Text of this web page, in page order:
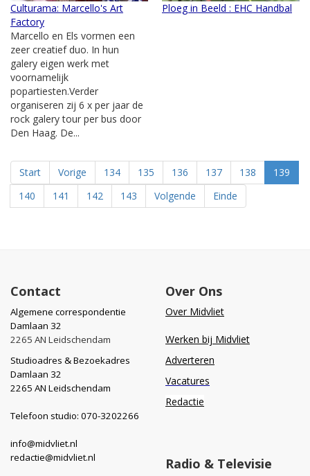
Culturama: Marcello's Art
Factory
Marcello en Els vormen een
zeer creatief duo. In hun
galery eigen werk met
voornamelijk
popartiesten.Verder
organiseren zij 6 x per jaar de
rock galery tour per bus door
Den Haag. De...
Ploeg in Beeld : EHC Handbal
Start Vorige 134 135 136 137 138
139
140
141 142 143 Volgende Einde
Contact
Algemene correspondentie
Damlaan 32
2265 AN Leidschendam
Studioadres & Bezoekadres
Damlaan 32
2265 AN Leidschendam
Telefoon studio: 070-3202266
info@midvliet.nl
redactie@midvliet.nl
Over Ons
Over Midvliet
Werken bij Midvliet
Adverteren
Vacatures
Redactie
Radio & Televisie